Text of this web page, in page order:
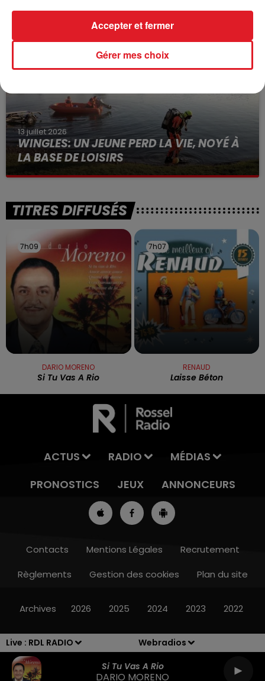
Live : RDL RADIO
Webradios
Si Tu Vas A Rio
DARIO MORENO
13h00 - 16h00
VOLONTAIRE EN COURS, APRÈS LA...
Selon les premiers éléments, le logement servait
13 juillet 2026
WINGLES: UN JEUNE PERD LA VIE, NOYÉ À
LA BASE DE LOISIRS
La victime a coulé à pic
TITRES DIFFUSÉS
7h09
7h09
DARIO MORENO
Si Tu Vas A Rio
7h07
7h07
RENAUD
Laisse Béton
ACTUS RADIO
MÉDIAS
PRONOSTICS
JEUX ANNONCEURS
Contacts Mentions Légales
Recrutement
Règlements
Gestion des cookies Plan du site
Archives 2026 2025 2024 2023 2022
Gérer mes choix
Accepter et fermer